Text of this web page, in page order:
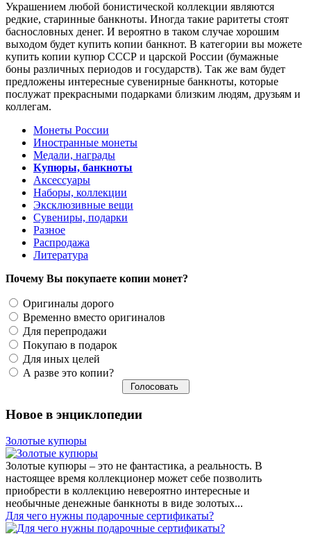
Украшением любой бонистической коллекции являются
редкие, старинные банкноты. Иногда такие раритеты стоят
баснословных денег. И вероятно в таком случае хорошим
выходом будет купить копии банкнот. В категории вы можете
купить копии купюр СССР и царской России (бумажные
боны различных периодов и государств). Так же вам будет
предложены интересные сувенирные банкноты, которые
послужат прекрасными подарками близким людям, друзьям и
коллегам.
Монеты России
Иностранные монеты
Медали, награды
Купюры, банкноты
Аксессуары
Наборы, коллекции
Эксклюзивные вещи
Сувениры, подарки
Разное
Распродажа
Литература
Почему Вы покупаете копии монет?
Оригиналы дорого
Временно вместо оригиналов
Для перепродажи
Покупаю в подарок
Для иных целей
А разве это копии?
Новое в энциклопедии
Золотые купюры
Золотые купюры – это не фантастика, а реальность. В
настоящее время коллекционер может себе позволить
приобрести в коллекцию невероятно интересные и
необычные денежные банкноты в виде золотых...
​Для чего нужны подарочные сертификаты?